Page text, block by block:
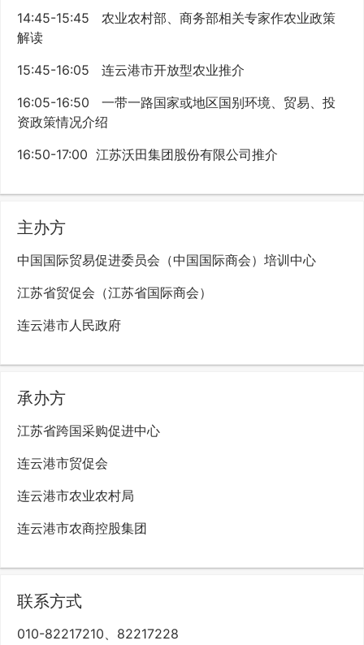
14:45-15:45 农业农村部、商务部相关专家作农业政策
解读
15:45-16:05 连云港市开放型农业推介
16:05-16:50 一带一路国家或地区国别环境、贸易、投
资政策情况介绍
16:50-17:00 江苏沃田集团股份有限公司推介
主办方
中国国际贸易促进委员会（中国国际商会）培训中心
江苏省贸促会（江苏省国际商会）
连云港市人民政府
承办方
江苏省跨国采购促进中心
连云港市贸促会
连云港市农业农村局
连云港市农商控股集团
联系方式
010-82217210、82217228